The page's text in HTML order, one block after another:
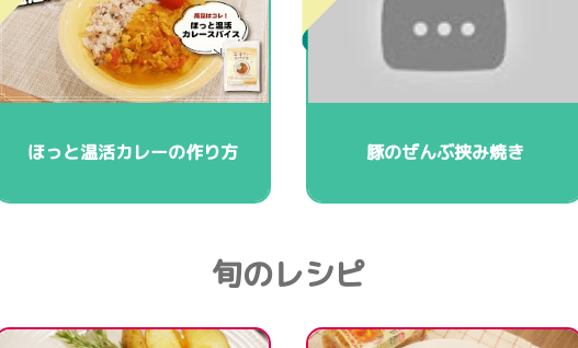
ほっと温活カレーの作り方 豚のぜんぶ挟み焼き
旬のレシピ